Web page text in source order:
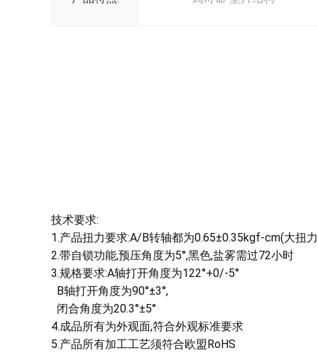
技术要求:
1.产品扭力要求:A/B转轴都为0.65±0.35kgf-cm(大扭
2.带自锁功能,预压角度为5°,黑色,盐雾需过72小时
3.规格要求:A轴打开角度为122°+0/-5°
B轴打开角度为90°±3°,
闭合角度为20.3°±5°
4.成品所有为外观面,符合外观标准要求
5.产品所有加工工艺须符合欧盟RoHS